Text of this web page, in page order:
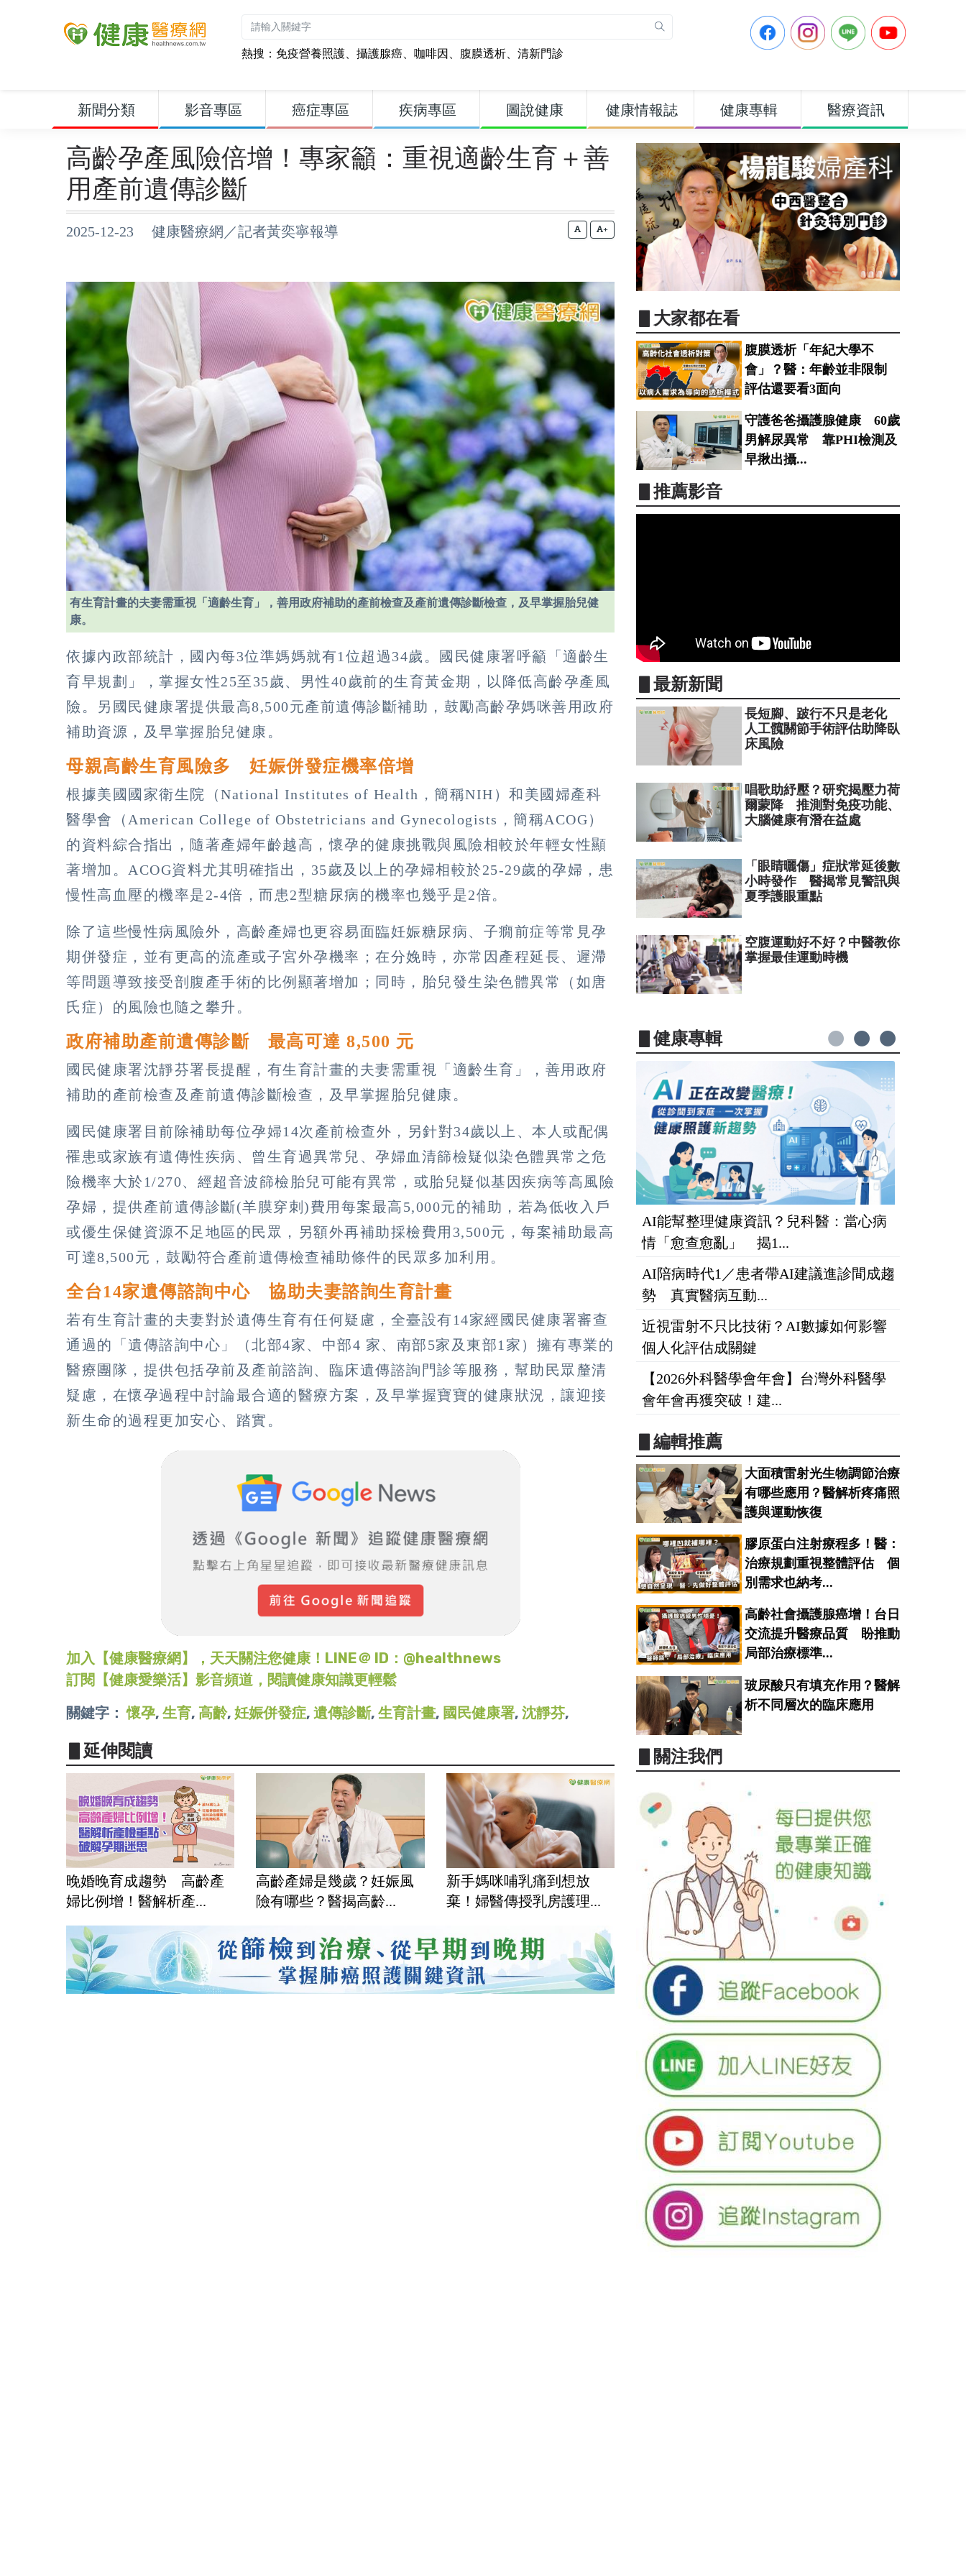
熱搜： 免疫營養照護、 攝護腺癌、 咖啡因、 腹膜透析、 清新門診
新聞分類 影音專區 癌症專區 疾病專區 圖說健康 健康情報誌 健康專輯 醫療資訊
高齡孕產風險倍增！專家籲：重視適齡生育＋善
用產前遺傳診斷
2025-12-23 健康醫療網／記者黃奕寧報導 +
有生育計畫的夫妻需重視「適齡生育」，善用政府補助的產前檢查及產前遺傳診斷檢查，及早掌握胎兒健
康。
依據內政部統計，國內每3位準媽媽就有1位超過34歲。國民健康署呼籲「適齡生
育早規劃」，掌握女性25至35歲、男性40歲前的生育黃金期，以降低高齡孕產風
險。另國民健康署提供最高8,500元產前遺傳診斷補助，鼓勵高齡孕媽咪善用政府
補助資源，及早掌握胎兒健康。
母親高齡生育風險多 妊娠併發症機率倍增
根據美國國家衛生院（National Institutes of Health，簡稱NIH）和美國婦產科
醫學會（American College of Obstetricians and Gynecologists，簡稱ACOG）
的資料綜合指出，隨著產婦年齡越高，懷孕的健康挑戰與風險相較於年輕女性顯
著增加。ACOG資料尤其明確指出，35歲及以上的孕婦相較於25-29歲的孕婦，患
慢性高血壓的機率是2-4倍，而患2型糖尿病的機率也幾乎是2倍。
除了這些慢性病風險外，高齡產婦也更容易面臨妊娠糖尿病、子癇前症等常見孕
期併發症，並有更高的流產或子宮外孕機率；在分娩時，亦常因產程延長、遲滯
等問題導致接受剖腹產手術的比例顯著增加；同時，胎兒發生染色體異常（如唐
氏症）的風險也隨之攀升。
政府補助產前遺傳診斷 最高可達 8,500 元
國民健康署沈靜芬署長提醒，有生育計畫的夫妻需重視「適齡生育」，善用政府
補助的產前檢查及產前遺傳診斷檢查，及早掌握胎兒健康。
國民健康署目前除補助每位孕婦14次產前檢查外，另針對34歲以上、本人或配偶
罹患或家族有遺傳性疾病、曾生育過異常兒、孕婦血清篩檢疑似染色體異常之危
險機率大於1/270、經超音波篩檢胎兒可能有異常，或胎兒疑似基因疾病等高風險
孕婦，提供產前遺傳診斷(羊膜穿刺)費用每案最高5,000元的補助，若為低收入戶
或優生保健資源不足地區的民眾，另額外再補助採檢費用3,500元，每案補助最高
可達8,500元，鼓勵符合產前遺傳檢查補助條件的民眾多加利用。
全台14家遺傳諮詢中心 協助夫妻諮詢生育計畫
若有生育計畫的夫妻對於遺傳生育有任何疑慮，全臺設有14家經國民健康署審查
通過的「遺傳諮詢中心」（北部4家、中部4 家、南部5家及東部1家）擁有專業的
醫療團隊，提供包括孕前及產前諮詢、臨床遺傳諮詢門診等服務，幫助民眾釐清
疑慮，在懷孕過程中討論最合適的醫療方案，及早掌握寶寶的健康狀況，讓迎接
新生命的過程更加安心、踏實。
加入【健康醫療網】，天天關注您健康！LINE＠ ID：@healthnews
訂閱【健康愛樂活】影音頻道，閱讀健康知識更輕鬆
關鍵字：懷孕, 生育, 高齡, 妊娠併發症, 遺傳診斷, 生育計畫, 國民健康署, 沈靜芬,
▋延伸閱讀
晚婚晚育成趨勢 高齡產
婦比例增！醫解析產...
高齡產婦是幾歲？妊娠風
險有哪些？醫揭高齡...
新手媽咪哺乳痛到想放
棄！婦醫傳授乳房護理...
▋大家都在看
腹膜透析「年紀大學不
會」？醫：年齡並非限制
評估還要看3面向
守護爸爸攝護腺健康 60歲
男解尿異常 靠PHI檢測及
早揪出攝...
▋推薦影音
▋最新新聞
長短腳、跛行不只是老化
人工髖關節手術評估助降臥
床風險
唱歌助紓壓？研究揭壓力荷
爾蒙降 推測對免疫功能、
大腦健康有潛在益處
「眼睛曬傷」症狀常延後數
小時發作 醫揭常見警訊與
夏季護眼重點
空腹運動好不好？中醫教你
掌握最佳運動時機
▋健康專輯
AI能幫整理健康資訊？兒科醫：當心病
情「愈查愈亂」 揭1...
AI陪病時代1／患者帶AI建議進診間成趨
勢 真實醫病互動...
近視雷射不只比技術？AI數據如何影響
個人化評估成關鍵
【2026外科醫學會年會】台灣外科醫學
會年會再獲突破！建...
▋編輯推薦
大面積雷射光生物調節治療
有哪些應用？醫解析疼痛照
護與運動恢復
膠原蛋白注射療程多！醫：
治療規劃重視整體評估 個
別需求也納考...
高齡社會攝護腺癌增！台日
交流提升醫療品質 盼推動
局部治療標準...
玻尿酸只有填充作用？醫解
析不同層次的臨床應用
▋關注我們